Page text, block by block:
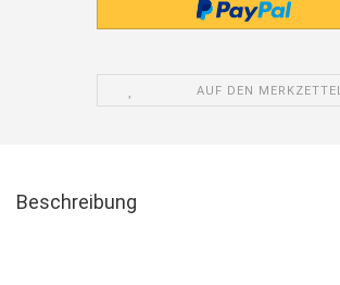
AUF DEN MERKZETTEL
Beschreibung